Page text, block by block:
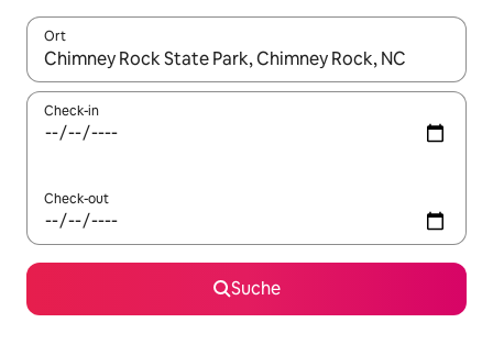
Ort
Wenn Ergebnisse verfügbar sind, navigiere mit den
Check-in
Check-out
Suche